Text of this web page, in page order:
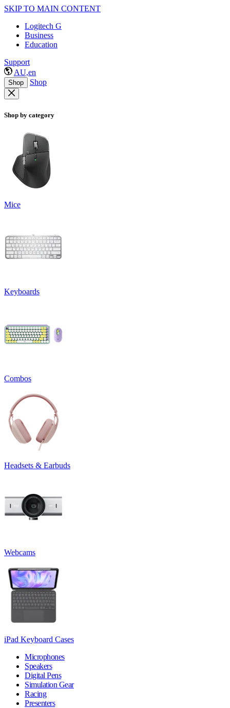
SKIP TO MAIN CONTENT
Logitech G
Business
Education
Support
AU,en
Shop Shop
Shop by category
Mice
Keyboards
Combos
Headsets & Earbuds
Webcams
iPad Keyboard Cases
Microphones
Speakers
Digital Pens
Simulation Gear
Racing
Presenters